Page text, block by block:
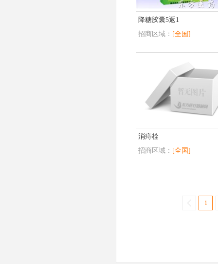
降糖胶囊5返1
招商区域： [全国]
消痔栓
招商区域： [全国]
1